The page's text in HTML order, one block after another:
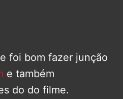
foi bom fazer junção
e também
do do filme.